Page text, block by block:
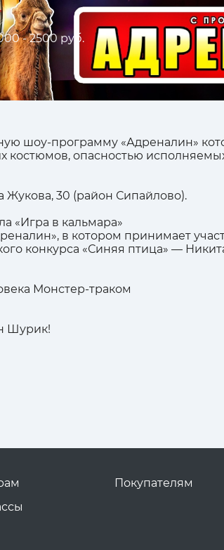
- 2500 руб.
шоу-программу «Адреналин»
костюмов, опасностью
Жукова, 30 (район Сипайлово).
«Игра в кальмара»
в котором принимает
конкурса «Синяя птица» —
Монстер-траком
Шурик!
Покупателям